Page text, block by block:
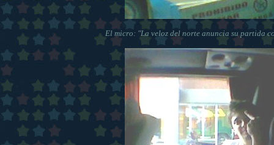
El micro: "La veloz del norte anuncia su partida